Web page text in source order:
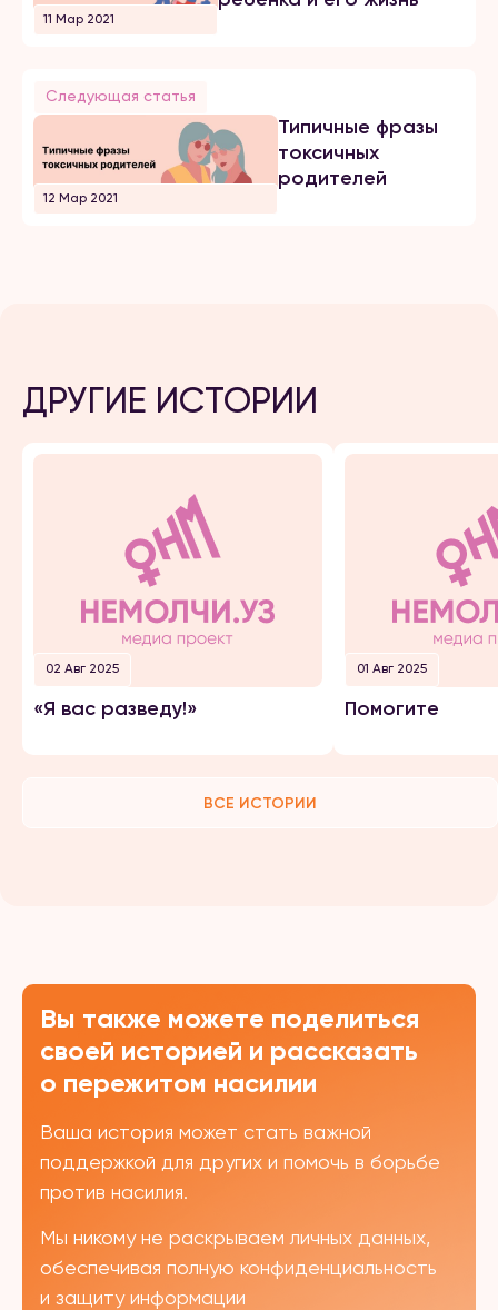
11 Мар 2021
Следующая статья
12 Мар 2021
Типичные фразы
токсичных
родителей
ДРУГИЕ ИСТОРИИ
02 Авг 2025
«Я вас разведу!»
01 Авг 2025
Помогите
ВСЕ ИСТОРИИ
Вы также можете поделиться
своей историей и рассказать
о пережитом насилии
Ваша история может стать важной
поддержкой для других и помочь в борьбе
против насилия.
Мы никому не раскрываем личных данных,
обеспечивая полную конфиденциальность
и защиту информации